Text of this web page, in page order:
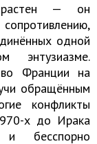
— он
одной
энтузиазме.
Франции на
обращённым
конфликты
х до Ирака
бесспорно